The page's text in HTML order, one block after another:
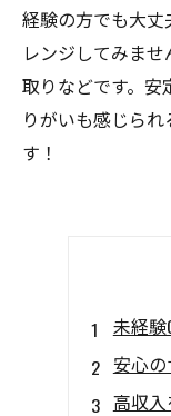
経験の方でも大
レンジしてみま
取りなどです。
りがいも感じら
す！
未経験
安心
高収入